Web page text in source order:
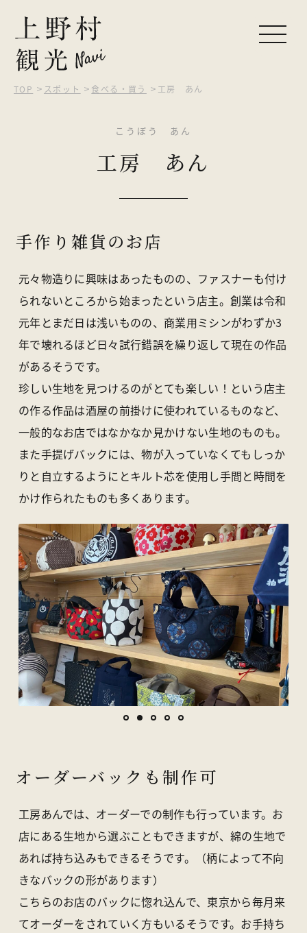
自然を楽しむ
食べる・買う
泊まる
イベント
オンラインストア
お問い合わせ
〒370-1617 群馬県多野郡上野村楢原310-1
一般社団法人 上野村産業情報センター
TEL0274-20-7070／ FAX 0274-59-2520
TOP スポット 食べる・買う 工房 あん
こうぼう あん
工房 あん
手作り雑貨のお店
元々物造りに興味はあったものの、ファスナーも付け
られないところから始まったという店主。創業は令和
元年とまだ日は浅いものの、商業用ミシンがわずか3
年で壊れるほど日々試行錯誤を繰り返して現在の作品
があるそうです。
珍しい生地を見つけるのがとても楽しい！という店主
の作る作品は酒屋の前掛けに使われているものなど、
一般的なお店ではなかなか見かけない生地のものも。
また手提げバックには、物が入っていなくてもしっか
りと自立するようにとキルト芯を使用し手間と時間を
かけ作られたものも多くあります。
1 2 3 4 5
オーダーバックも制作可
工房あんでは、オーダーでの制作も行っています。お
店にある生地から選ぶこともできますが、綿の生地で
あれば持ち込みもできるそうです。（柄によって不向
きなバックの形があります）
こちらのお店のバックに惚れ込んで、東京から毎月来
てオーダーをされていく方もいるそうです。お手持ち